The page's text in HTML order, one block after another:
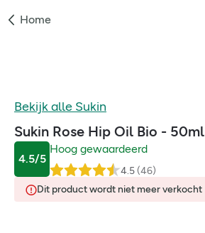
Home
Bekijk alle Sukin
Sukin Rose Hip Oil Bio - 50ml
4.5/5
Hoog gewaardeerd
4.5(46)
Dit product wordt niet meer verkocht